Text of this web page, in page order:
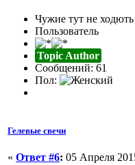
Чужие тут не ходють
Пользователь
Topic Author
Сообщений: 61
Пол:
Гелевые свечи
« Ответ #6: 05 Апреля